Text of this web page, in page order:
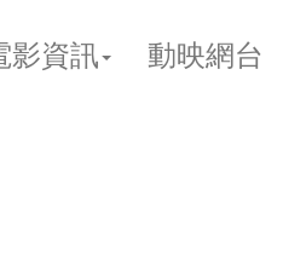
影資訊 動映網台